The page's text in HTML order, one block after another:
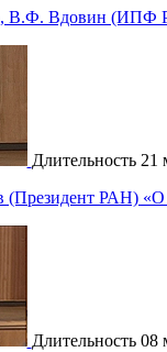
Вдовин (ИПФ
Длительность 21
(Президент РАН) «О
Длительность 08